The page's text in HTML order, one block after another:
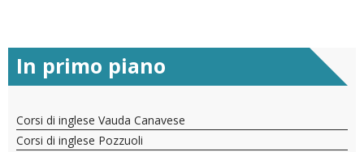
In primo piano
Corsi di inglese Vauda Canavese
Corsi di inglese Pozzuoli